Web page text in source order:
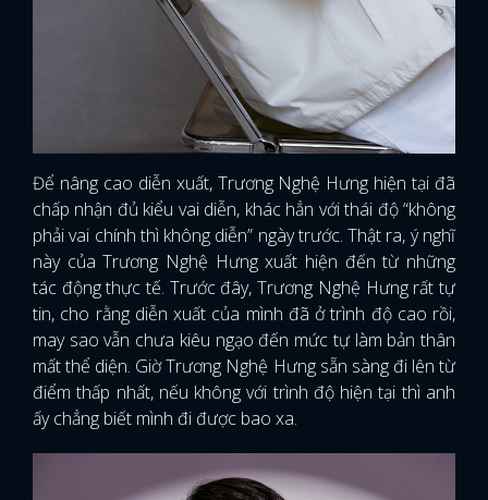
x
ĐĂNG NHẬP
Để nâng cao diễn xuất, Trương Nghệ Hưng hiện tại đã
chấp nhận đủ kiểu vai diễn, khác hẳn với thái độ “không
phải vai chính thì không diễn” ngày trước. Thật ra, ý nghĩ
này của Trương Nghệ Hưng xuất hiện đến từ những
tác động thực tế. Trước đây, Trương Nghệ Hưng rất tự
tin, cho rằng diễn xuất của mình đã ở trình độ cao rồi,
may sao vẫn chưa kiêu ngạo đến mức tự làm bản thân
mất thể diện. Giờ Trương Nghệ Hưng sẵn sàng đi lên từ
điểm thấp nhất, nếu không với trình độ hiện tại thì anh
ấy chẳng biết mình đi được bao xa.